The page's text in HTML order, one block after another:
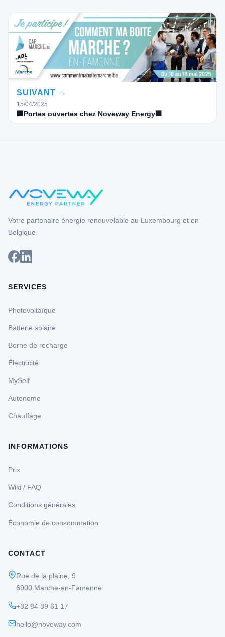
SUIVANT →
15/04/2025
🏢Portes ouvertes chez Noveway Energy🏢
Votre partenaire énergie renouvelable au Luxembourg et en
Belgique.
SERVICES
Photovoltaïque
Batterie solaire
Borne de recharge
Électricité
MySelf
Autonome
Chauffage
INFORMATIONS
Prix
Wiki / FAQ
Conditions générales
Économie de consommation
CONTACT
Rue de la plaine, 9
6900 Marche-en-Famenne
+32 84 39 61 17
hello@noveway.com